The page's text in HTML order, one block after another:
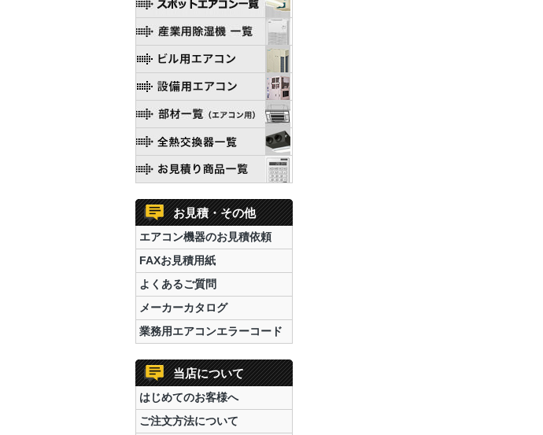
お見積・その他
エアコン機器のお見積依頼
FAXお見積用紙
よくあるご質問
メーカーカタログ
業務用エアコンエラーコード
当店について
はじめてのお客様へ
ご注文方法について